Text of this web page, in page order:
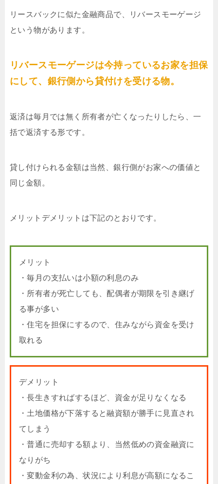
リースバックに似た金融商品で、リバースモーゲージ
という物があります。
リバースモーゲージは今持っているお家を担保
にして、銀行側から貸付けを受ける物。
返済は毎月では無く所有者が亡くなったりしたら、一
括で返済する形です。
貸し付けられる金額は当然、銀行側がお家への価値と
同じ金額。
メリットデメリットは下記のとおりです。
メリット
・毎月の支払いは小額の利息のみ
・所有者が死亡しても、配偶者が期限を引き継げ
る事が多い
・住宅を担保にするので、住みながら資金を受け
取れる
デメリット
・長生きすればするほど、資金が足りなくなる
・土地価格が下落すると融資額が勝手に見直され
てしまう
・普通に売却する額より、当然低めの資金融資に
なりがち
・変動金利の為、状況により利息が高額になるこ